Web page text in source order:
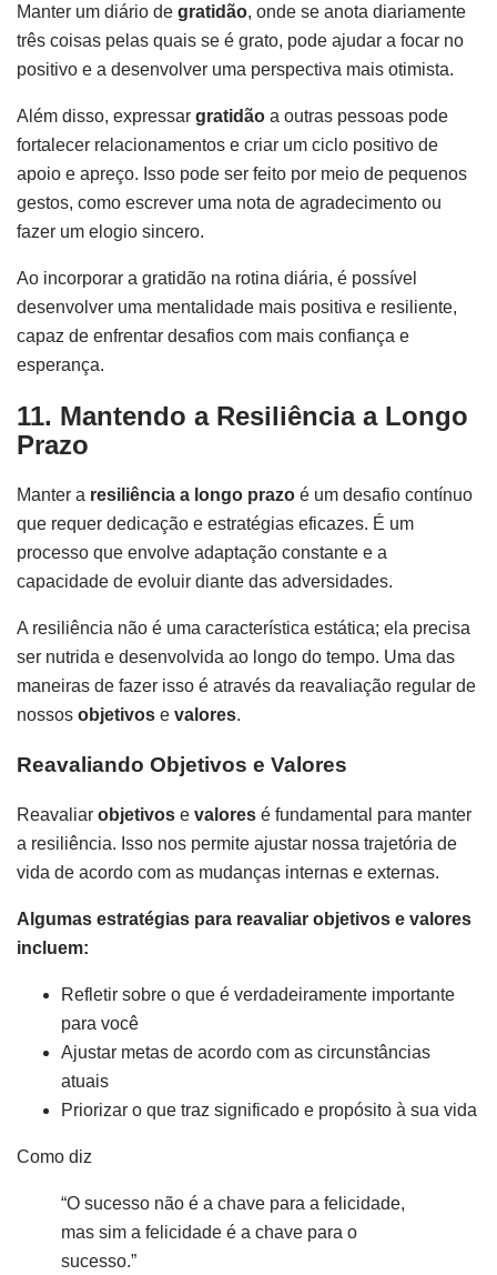
Manter um diário de gratidão, onde se anota diariamente
três coisas pelas quais se é grato, pode ajudar a focar no
positivo e a desenvolver uma perspectiva mais otimista.
Além disso, expressar gratidão a outras pessoas pode
fortalecer relacionamentos e criar um ciclo positivo de
apoio e apreço. Isso pode ser feito por meio de pequenos
gestos, como escrever uma nota de agradecimento ou
fazer um elogio sincero.
Ao incorporar a gratidão na rotina diária, é possível
desenvolver uma mentalidade mais positiva e resiliente,
capaz de enfrentar desafios com mais confiança e
esperança.
11. Mantendo a Resiliência a Longo
Prazo
Manter a resiliência a longo prazo é um desafio contínuo
que requer dedicação e estratégias eficazes. É um
processo que envolve adaptação constante e a
capacidade de evoluir diante das adversidades.
A resiliência não é uma característica estática; ela precisa
ser nutrida e desenvolvida ao longo do tempo. Uma das
maneiras de fazer isso é através da reavaliação regular de
nossos objetivos e valores.
Reavaliando Objetivos e Valores
Reavaliar objetivos e valores é fundamental para manter
a resiliência. Isso nos permite ajustar nossa trajetória de
vida de acordo com as mudanças internas e externas.
Algumas estratégias para reavaliar objetivos e valores
incluem:
Refletir sobre o que é verdadeiramente importante
para você
Ajustar metas de acordo com as circunstâncias
atuais
Priorizar o que traz significado e propósito à sua vida
Como diz
“O sucesso não é a chave para a felicidade,
mas sim a felicidade é a chave para o
sucesso.”